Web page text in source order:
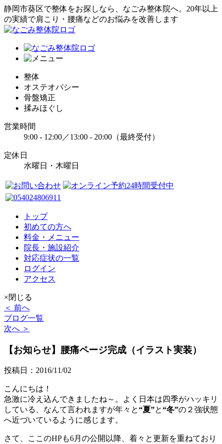
静岡市葵区で整体をお探しなら、なごみ整体院へ。20年以上
の実績で肩こり・腰痛などのお悩みを改善します
整体
オステオパシー
骨盤矯正
揉みほぐし
営業時間
9:00 - 12:00／13:00 - 20:00（最終受付）
定休日
水曜日・木曜日
トップ
初めての方へ
料金・メニュー
院長・施設紹介
対応症状の一覧
ログイン
アクセス
×閉じる
＜ 前へ
ブログ一覧
次へ ＞
【お知らせ】腰痛ページ完成（イラスト実装）
投稿日：2016/11/02
こんにちは！
急激に冷え込んできましたね～。よく日本は四季がハッキリ
している、なんて言われますが年々と“夏”と“冬”の２強状態
へ近づいているように感じます。
さて、ここのHPも6月の公開以降、着々と更新を重ねており